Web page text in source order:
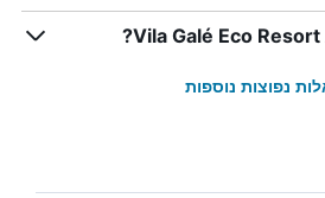
נפוצות נוספות